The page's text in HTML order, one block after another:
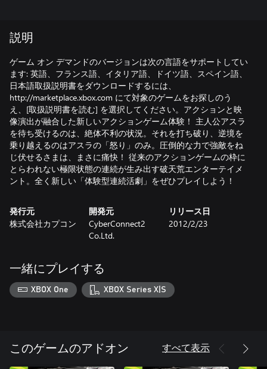
説明
ゲーム オン デマンドのバージョンは次の言語をサポートしてい
ます: 英語、フランス語、イタリア語、ドイツ語、スペイン語、
日本語取扱説明書をダウンロードするには、
http://marketplace.xbox.com にて対象のゲームをお探しのう
え、[取扱説明書を読む] を選択してください。アクションと映
像演出が融合した新しいアクションゲーム体験！ 主人公アスラ
を待ち受けるのは、絶体不利の状況。それを打ち破り、逆境を
乗り越えるのはアスラの「怒り」のみ。圧倒的な力で強敵をね
じ伏せるさまは、まさに痛快！ 従来のアクションゲームの枠に
とらわれない極限状態の連続が生み出す破天荒エンターテイメ
ント。全く新しい「体験型連続活劇」をぜひプレイしよう！
発行元
株式会社カプコン
開発元
CyberConnect2
Co.Ltd.
リリース日
2012/2/23
一緒にプレイする
XBOX One XBOX Series X|S
このゲームのアドオン すべて表示